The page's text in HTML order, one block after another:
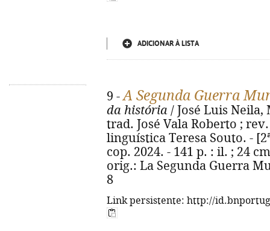
ADICIONAR À LISTA
9 -A Segunda Guerra
da história / José Luis
trad. José Vala Roberto ;
linguística Teresa Souto. -
cop. 2024. - 141 p. : il. ; 24
orig.: La Segunda Guerra
8
Link persistente: http://